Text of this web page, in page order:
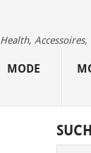
Accessoires,
MODE